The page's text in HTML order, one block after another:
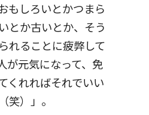
もしろいとかつまら
とか古いとか、そう
れることに疲弊して
が元気になって、免
くれればそれでいい
笑）」。